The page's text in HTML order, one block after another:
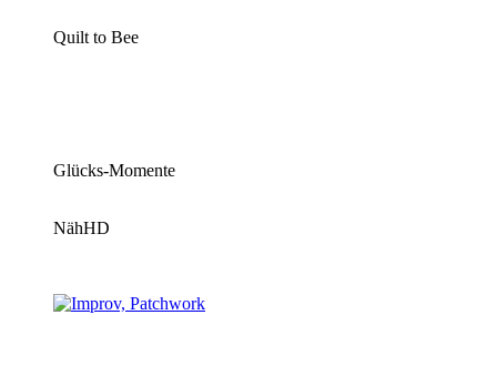
Quilt to Bee
Glücks-Momente
NähHD